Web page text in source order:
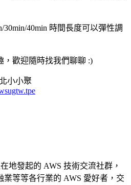
30min/40min 時間長度可以彈性調
，歡迎隨時找我們聊聊 :)
小小聚
地發起的 AWS 技術交流社群，
等等各行業的 AWS 愛好者，交